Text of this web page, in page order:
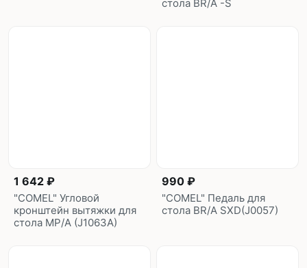
стола BR/A -S
1 642 ₽
"COMEL" Угловой
кронштейн вытяжки для
стола МР/A (J1063A)
990 ₽
"COMEL" Педаль для
стола BR/A SXD(J0057)